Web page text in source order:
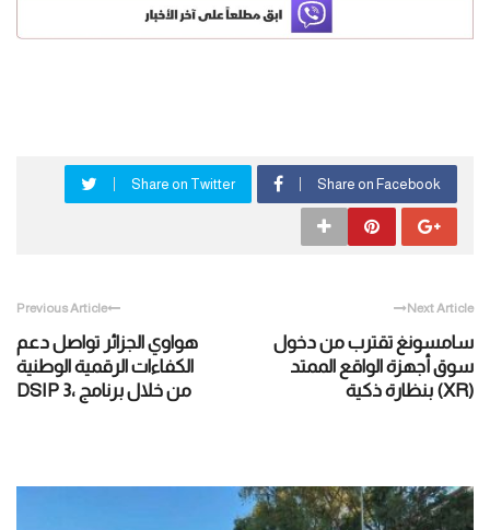
Share on Facebook
Share on Twitter
Previous Article
هواوي الجزائر تواصل دعم
الكفاءات الرقمية الوطنية
من خلال برنامج ،DSIP 3
Next Article
سامسونغ تقترب من دخول
سوق أجهزة الواقع الممتد
(XR) بنظارة ذكية